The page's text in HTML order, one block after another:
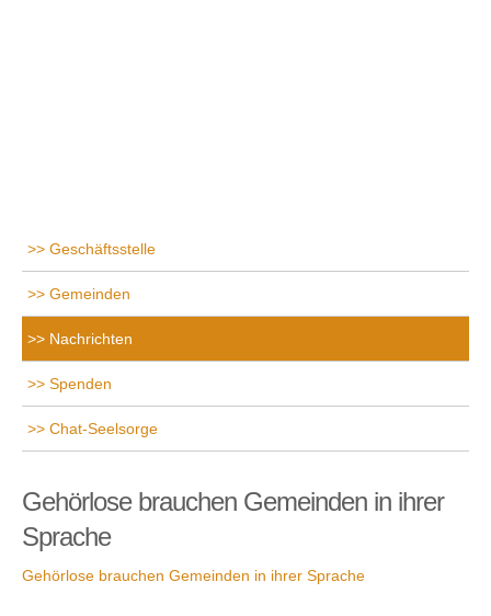
Geschäftsstelle
Gemeinden
Nachrichten
Spenden
Chat-Seelsorge
Gehörlose brauchen Gemeinden in ihrer
Sprache
Gehörlose brauchen Gemeinden in ihrer Sprache